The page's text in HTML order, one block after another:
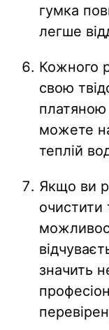
гумка
легше
Кожного
свою
можете
теплій
Якщо ви
очистити
значить